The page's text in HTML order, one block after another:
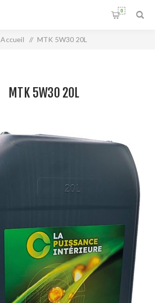
0
Accueil / MTK 5W30 20L
MTK 5W30 20L